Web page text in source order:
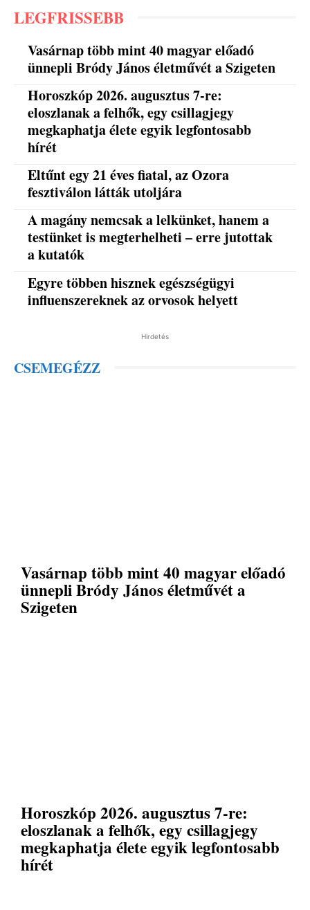
LEGFRISSEBB
Vasárnap több mint 40 magyar előadó
ünnepli Bródy János életművét a Szigeten
Horoszkóp 2026. augusztus 7-re:
eloszlanak a felhők, egy csillagjegy
megkaphatja élete egyik legfontosabb
hírét
Eltűnt egy 21 éves fiatal, az Ozora
fesztiválon látták utoljára
A magány nemcsak a lelkünket, hanem a
testünket is megterhelheti – erre jutottak
a kutatók
Egyre többen hisznek egészségügyi
influenszereknek az orvosok helyett
Hirdetés
CSEMEGÉZZ
Vasárnap több mint 40 magyar előadó
ünnepli Bródy János életművét a
Szigeten
Horoszkóp 2026. augusztus 7-re:
eloszlanak a felhők, egy csillagjegy
megkaphatja élete egyik legfontosabb
hírét